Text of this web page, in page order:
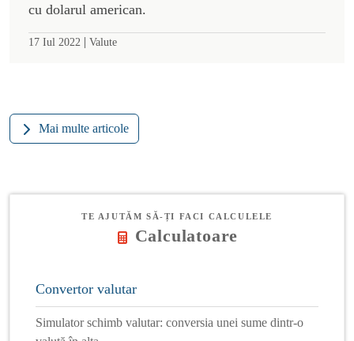
cu dolarul american.
17 Iul 2022 | Valute
Mai multe articole
TE AJUTĂM SĂ-ȚI FACI CALCULELE
Calculatoare
Convertor valutar
Simulator schimb valutar: conversia unei sume dintr-o